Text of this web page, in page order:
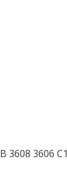
3606